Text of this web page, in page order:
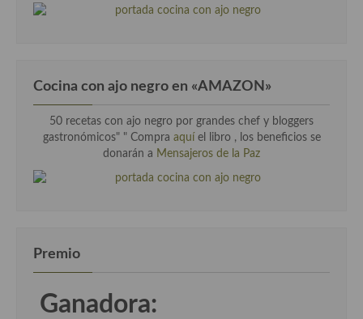
Cocina con ajo negro en «AMAZON»
50 recetas con ajo negro por grandes chef y bloggers
gastronómicos" " Compra aquíel libro , los beneficios se
donarán a Mensajeros de la Paz
Premio
Ganadora: